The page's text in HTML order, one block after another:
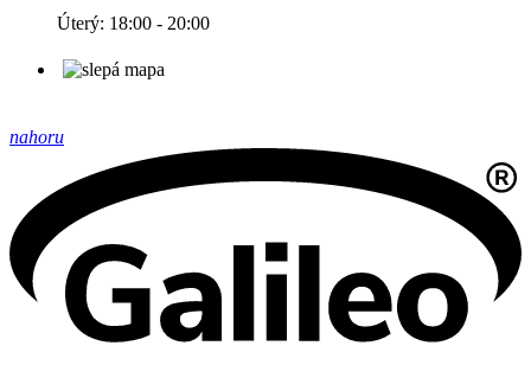
Úterý: 18:00 - 20:00
nahoru